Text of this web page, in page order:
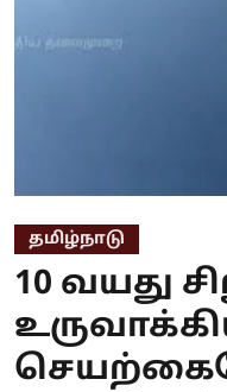
தமிழ்நாடு
10 வயது